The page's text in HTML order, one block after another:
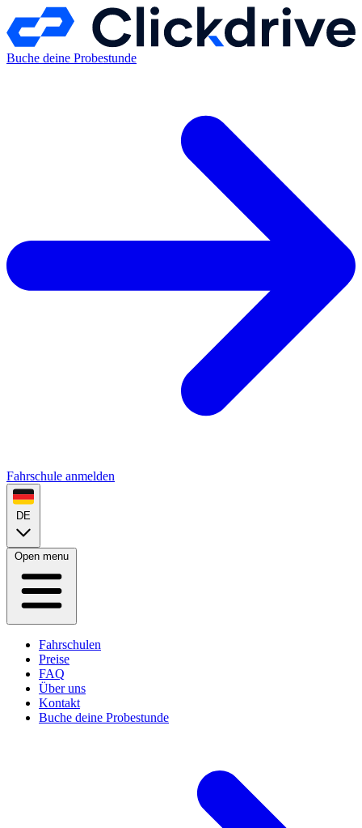
Buche deine Probestunde
Fahrschule anmelden
DE
Open menu
Fahrschulen
Preise
FAQ
Über uns
Kontakt
Buche deine Probestunde